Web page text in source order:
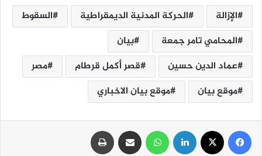
الإزالة الحركة المدنية الديمقراطية
السقوط
المحامي تامر جمعة
بيان
عماد الدين حسين
قصر أكمل قرطام
مصر
موقع بيان
موقع بيان الاخباري